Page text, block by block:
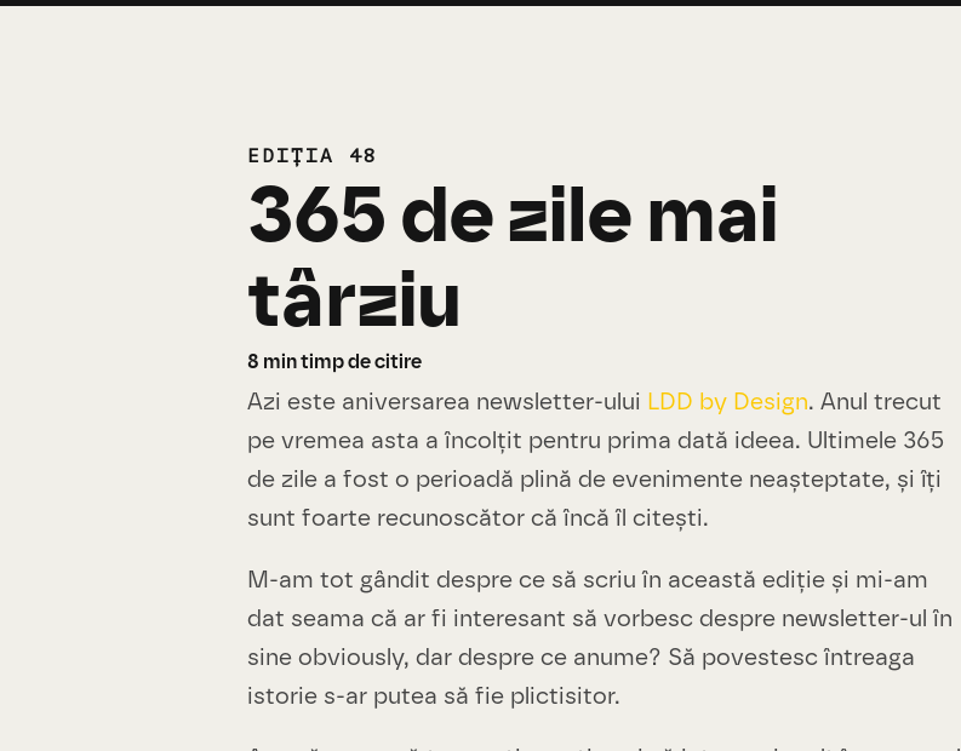
EDIȚIA 48
365 de zile mai
târziu
8 min timp de citire
Azi este aniversarea newsletter-ului LDD by Design. Anul trecut
pe vremea asta a încolțit pentru prima dată ideea. Ultimele 365
de zile a fost o perioadă plină de evenimente neașteptate, și îți
sunt foarte recunoscător că încă îl citești.
M-am tot gândit despre ce să scriu în această ediție și mi-am
dat seama că ar fi interesant să vorbesc despre newsletter-ul în
sine obviously, dar despre ce anume? Să povestesc întreaga
istorie s-ar putea să fie plictisitor.